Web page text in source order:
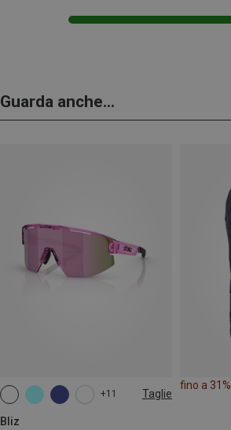
Guarda anche...
+11 Taglie
Bliz
ONE SIZE
fino a 31%